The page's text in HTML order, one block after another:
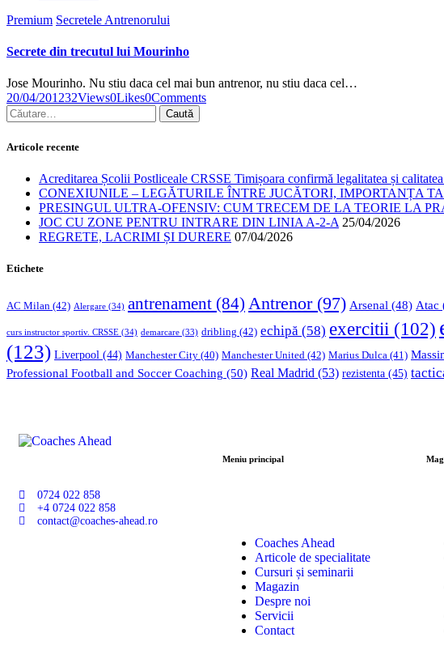
Premium Secretele Antrenorului
Secrete din trecutul lui Mourinho
Jose Mourinho. Nu stiu daca cel mai bun antrenor, nu stiu daca cel…
20/04/201232Views0Likes0Comments
Articole recente
Acreditarea Școlii Postliceale CRSSE Timișoara confirmă legalitatea și
CONEXIUNILE – LEGĂTURILE ÎNTRE JUCĂTORI, IMPORTANȚA
PRESINGUL ULTRA-OFENSIV: CUM TRECEM DE LA TEORIE LA
JOC CU ZONE PENTRU INTRARE DIN LINIA A-2-A 25/04/2026
REGRETE, LACRIMI ȘI DURERE 07/04/2026
Etichete
AC Milan (42) Alergare (34) antrenament (84) Antrenor(97) Arsenal (48) Atac
curs instructor sportiv. CRSSE (34) demarcare (33) dribling (42) echipă (58) exercitii (102)
(123) Liverpool (44) Manchester City (40) Manchester United (42) Marius Dulca (41)
Professional Football and Soccer Coaching (50) Real Madrid (53) rezistenta (45)
0724 022 858
+4 0724 022 858
contact@coaches-ahead.ro
Meniu principal
Coaches Ahead
Articole de specialitate
Cursuri și seminarii
Magazin
Despre noi
Servicii
Contact